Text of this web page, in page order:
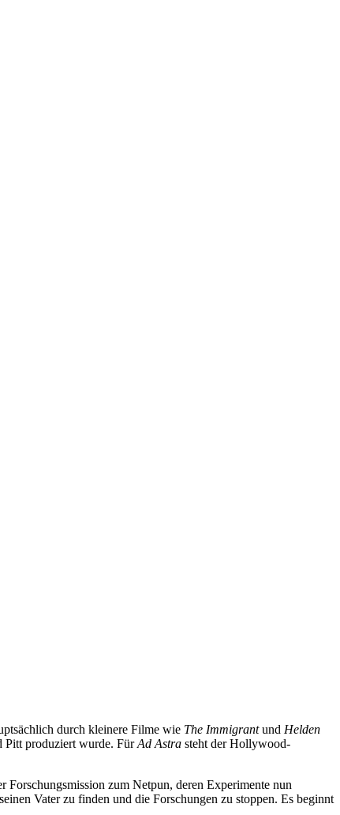
durch kleinere Filme wie The Immigrantund Helden
Pitt produziert wurde. FürAd Astra steht der Hollywood-
zum Netpun, deren Experimente nun
Vater zu finden und die Forschungen zu stoppen. Es beginnt